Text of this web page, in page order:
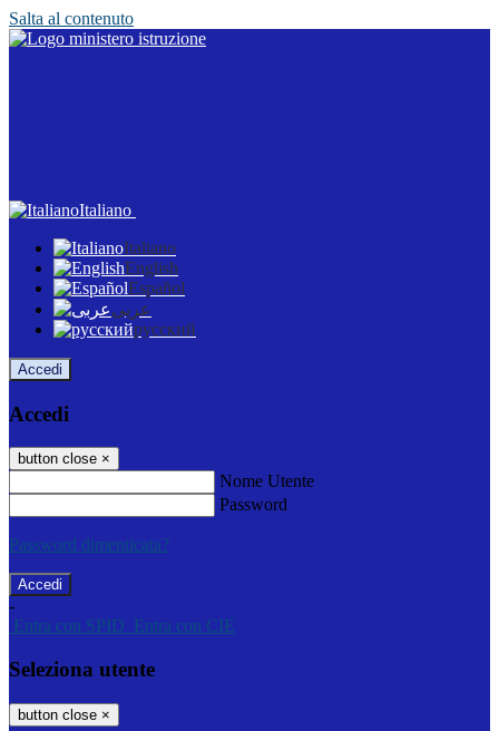
Salta al contenuto
Italiano
Italiano
English
Español
عربى
русский
Accedi
Accedi
button close ×
Nome Utente
Password
Password dimenticata?
-
Entra con SPID Entra con CIE
Seleziona utente
button close ×